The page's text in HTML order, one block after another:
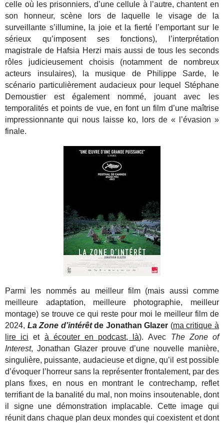
celle où les prisonniers, d’une cellule à l’autre, chantent en
son honneur, scène lors de laquelle le visage de la
surveillante s’illumine, la joie et la fierté l’emportant sur le
sérieux qu’imposent ses fonctions), l’interprétation
magistrale de Hafsia Herzi mais aussi de tous les seconds
rôles judicieusement choisis (notamment de nombreux
acteurs insulaires), la musique de Philippe Sarde, le
scénario particulièrement audacieux pour lequel Stéphane
Demoustier est également nommé, jouant avec les
temporalités et points de vue, en font un film d’une maîtrise
impressionnante qui nous laisse ko, lors de « l’évasion »
finale.
Parmi les nommés au meilleur film (mais aussi comme
meilleure adaptation, meilleure photographie, meilleur
montage) se trouve ce qui reste pour moi le meilleur film de
2024, La Zone d’intérêtde Jonathan Glazer (ma critique à
lire ici et à écouter en podcast, là). Avec The Zone of
Interest, Jonathan Glazer prouve d’une nouvelle manière,
singulière, puissante, audacieuse et digne, qu’il est possible
d’évoquer l’horreur sans la représenter frontalement, par des
plans fixes, en nous en montrant le contrechamp, reflet
terrifiant de la banalité du mal, non moins insoutenable, dont
il signe une démonstration implacable. Cette image qui
réunit dans chaque plan deux mondes qui coexistent et dont